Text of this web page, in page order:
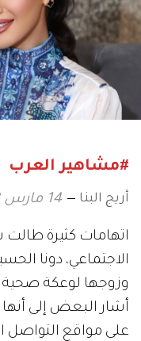
#مشاهير العرب
أريج البنا 14 مارس 2022
اتهامات كثيرة
الاجتماعي، دونا
وزوجها لوعكة صحية
أشار البعض إلى أنها
على مواقع التواصل